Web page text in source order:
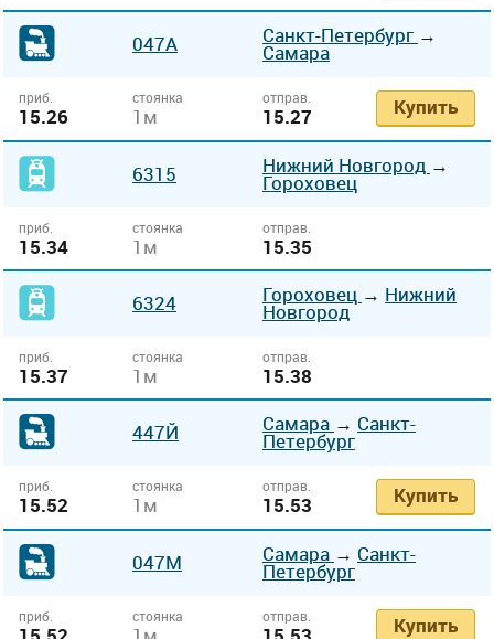
047А Санкт-Петербург →
Самара
приб.
15.26
стоянка
1м
отправ.
15.27 Купить
6315 Нижний Новгород →
Гороховец
приб.
15.34
стоянка
1м
отправ.
15.35
6324 Гороховец → Нижний
Новгород
приб.
15.37
стоянка
1м
отправ.
15.38
447Й Самара → Санкт-
Петербург
приб.
15.52
стоянка
1м
отправ.
15.53 Купить
047М Самара → Санкт-
Петербург
приб. стоянка отправ. Купить